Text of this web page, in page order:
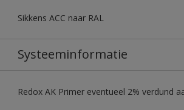
Sikkens ACC naar RAL
Systeeminformatie
Redox AK Primer eventueel 2% verdund